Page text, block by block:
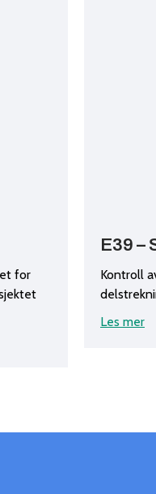
for
E39 –
Kontroll
Les mer